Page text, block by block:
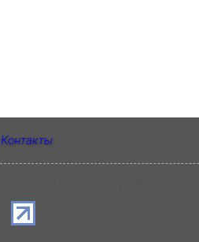
Контакты